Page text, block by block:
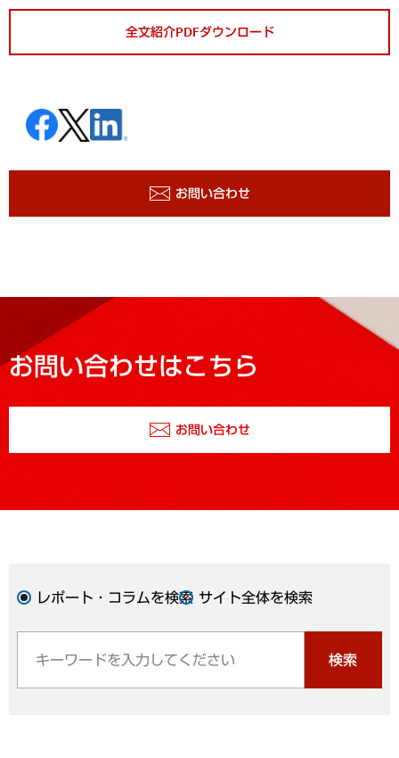
全文紹介PDFダウンロード
お問い合わせ
お問い合わせはこちら
お問い合わせ
レポート・コラムを検索 サイト全体を検索
検索